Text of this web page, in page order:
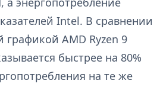
Intel. В сравнении
графикой AMD Ryzen 9
быстрее на 80%
на те же